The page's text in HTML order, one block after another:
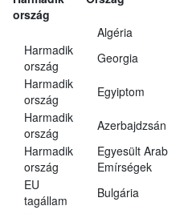
ország
Algéria
Harmadik
ország
Georgia
Harmadik
ország
Egyiptom
Harmadik
ország
Azerbajdzsán
Harmadik
ország
Egyesült Arab
Emírségek
EU
tagállam
Bulgária